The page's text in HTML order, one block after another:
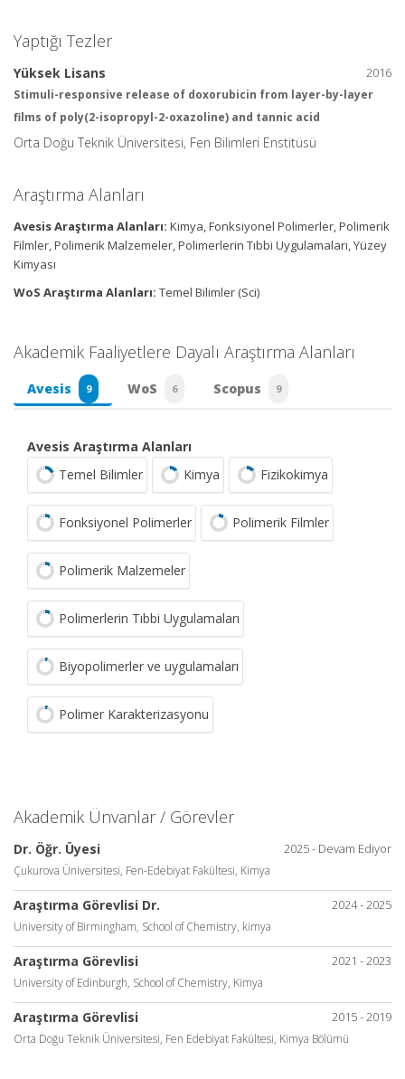
Yaptığı Tezler
2016
Yüksek Lisans
Stimuli-responsive release of doxorubicin from layer-by-layer
films of poly(2-isopropyl-2-oxazoline) and tannic acid
Orta Doğu Teknik Üniversitesi, Fen Bilimleri Enstitüsü
Araştırma Alanları
Avesis Araştırma Alanları: Kimya, Fonksiyonel Polimerler, Polimerik
Filmler, Polimerik Malzemeler, Polimerlerin Tıbbi Uygulamaları, Yüzey
Kimyası
WoS Araştırma Alanları: Temel Bilimler (Sci)
Akademik Faaliyetlere Dayalı Araştırma Alanları
Avesis 9 WoS 6 Scopus 9
Avesis Araştırma Alanları
Temel Bilimler
Kimya Fizikokimya
Fonksiyonel Polimerler Polimerik Filmler
Polimerik Malzemeler
Polimerlerin Tıbbi Uygulamaları
Biyopolimerler ve uygulamaları
Polimer Karakterizasyonu
Akademik Ünvanlar / Görevler
2025 - Devam Ediyor
Dr. Öğr. Üyesi
Çukurova Üniversitesi, Fen-Edebiyat Fakültesi, Kimya
2024 - 2025
Araştırma Görevlisi Dr.
University of Birmingham, School of Chemistry, kimya
2021 - 2023
Araştırma Görevlisi
University of Edinburgh, School of Chemistry, Kimya
2015 - 2019
Araştırma Görevlisi
Orta Doğu Teknik Üniversitesi, Fen Edebiyat Fakültesi, Kimya Bölümü